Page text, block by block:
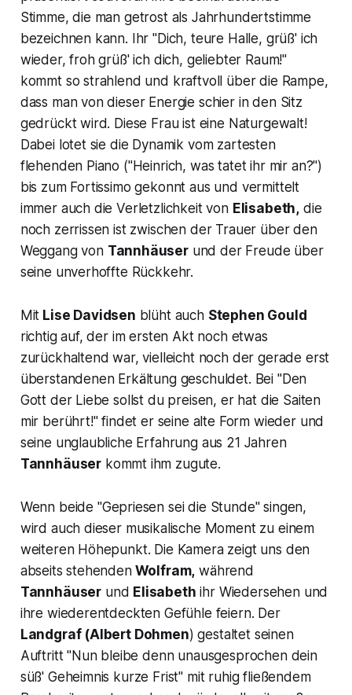
Stimme, die man getrost als Jahrhundertstimme
bezeichnen kann. Ihr"Dich, teure Halle, grüß' ich
wieder, froh grüß' ich dich, geliebter Raum!"
kommt so strahlend und kraftvoll über die Rampe,
dass man von dieser Energie schier in den Sitz
gedrückt wird. Diese Frau ist eine Naturgewalt!
Dabei lotet sie die Dynamik vom zartesten
flehenden Piano ("Heinrich, was tatet ihr mir an?")
bis zum Fortissimo gekonnt aus und vermittelt
immer auch die Verletzlichkeit von Elisabeth, die
noch zerrissen ist zwischen der Trauer über den
Weggang von Tannhäuser und der Freude über
seine unverhoffte Rückkehr.
Mit Lise Davidsen blüht auch Stephen Gould
richtig auf, der im ersten Akt noch etwas
zurückhaltend war, vielleicht noch der gerade erst
überstandenen Erkältung geschuldet. Bei "Den
Gott der Liebe sollst du preisen, er hat die Saiten
mir berührt!" findet er seine alte Form wieder und
seine unglaubliche Erfahrung aus 21 Jahren
Tannhäuser kommt ihm zugute.
Wenn beide "Gepriesen sei die Stunde" singen,
wird auch dieser musikalische Moment zu einem
weiteren Höhepunkt. Die Kamera zeigt uns den
abseits stehendenWolfram, während
Tannhäuser und Elisabeth ihr Wiedersehen und
ihre wiederentdeckten Gefühle feiern. Der
Landgraf(Albert Dohmen) gestaltet seinen
Auftritt "Nun bleibe denn unausgesprochen dein
süß' Geheimnis kurze Frist" mit ruhig fließendem